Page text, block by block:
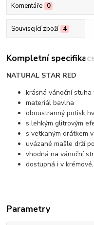
Komentáře 0
Související zboží 4
Kompletní
NATURAL STAR RED
krásná vánoční stuha
materiál bavlna
oboustranný potisk
s lehkým glitrovým
s vetkaným drátkem
uvázané mašle drží
vhodná na vánoční
dostupná i v
Parametry